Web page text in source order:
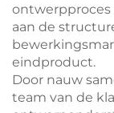
aan de
eindproduct.
Door nauw
team van de